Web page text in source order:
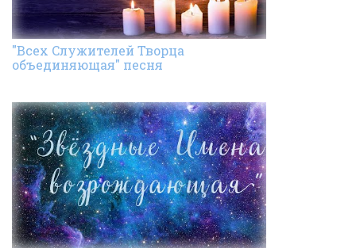
"Всех Cлужителей Творца
объединяющая" песня